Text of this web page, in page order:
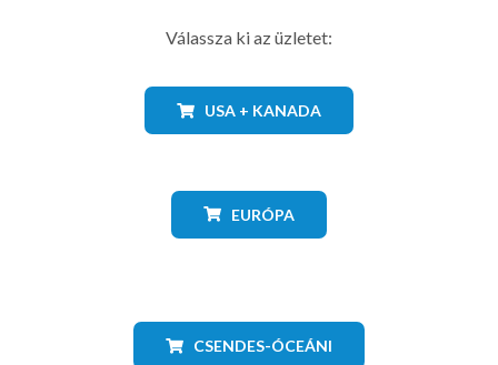
Válassza ki az üzletet:
USA + KANADA
EURÓPA
CSENDES-ÓCEÁNI